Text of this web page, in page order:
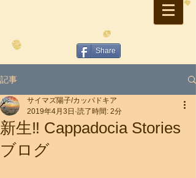
Share
記事
新生‼ Cappadocia Stories
ブログ
サイマズ陽子/カッパドキア
2019年4月3日 読了時間: 2分